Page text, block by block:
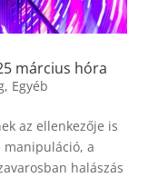
március hóra
, Egyéb
az ellenkezője is
manipuláció, a
halászás